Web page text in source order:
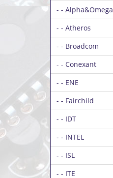
- - Alpha&Omega
- - Atheros
- - Broadcom
- - Conexant
- - ENE
- - Fairchild
- - IDT
- - INTEL
- - ISL
- - ITE